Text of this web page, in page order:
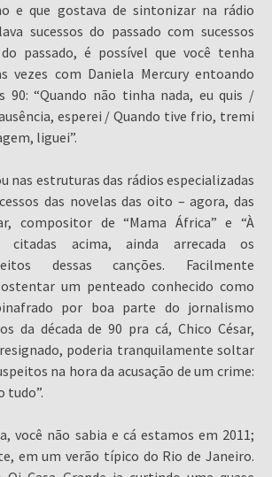
e que gostava de sintonizar na rádio
sucessos do passado com sucessos
passado, é possível que você tenha
vezes com Daniela Mercury entoando
90: “Quando não tinha nada, eu quis /
esperei / Quando tive frio, tremi
liguei”.
nas estruturas das rádios especializadas
das novelas das oito – agora, das
compositor de “Mama África” e “À
citadas acima, ainda arrecada os
dessas canções. Facilmente
um penteado conhecido como
por boa parte do jornalismo
da década de 90 pra cá, Chico César,
poderia tranquilamente soltar
na hora da acusação de um crime:
tudo”.
você não sabia e cá estamos em 2011;
em um verão típico do Rio de Janeiro.